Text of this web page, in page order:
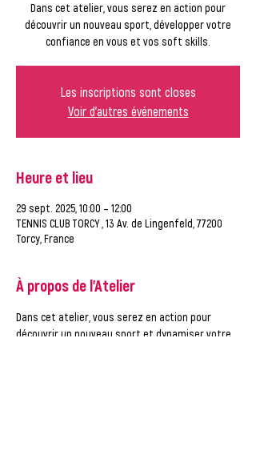
Dans cet atelier, vous serez en action pour
découvrir un nouveau sport, développer votre
confiance en vous et vos soft skills.
Les inscriptions sont closes
Voir d'autres événements
Heure et lieu
29 sept. 2025, 10:00 – 12:00
TENNIS CLUB TORCY , 13 Av. de Lingenfeld, 77200
Torcy, France
À propos de l'Atelier
Dans cet atelier, vous serez en action pour
découvrir un nouveau sport et dynamiser votre